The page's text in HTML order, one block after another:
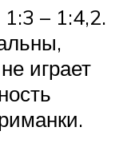
1:3 – 1:4,2.
играет